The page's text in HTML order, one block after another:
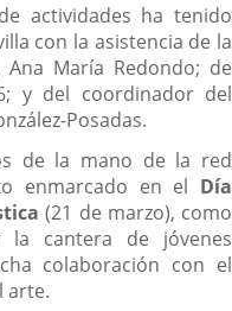
actividades ha tenido
con la asistencia de la
María Redondo; de
y del coordinador del
Posadas.
de la mano de la red
enmarcado en el Día
(21 de marzo), como
la cantera de jóvenes
colaboración con el
arte.